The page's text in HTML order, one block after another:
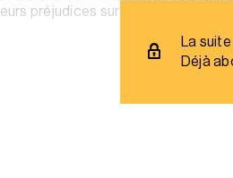
leurs préjudices sur le fondement
La
Déjà